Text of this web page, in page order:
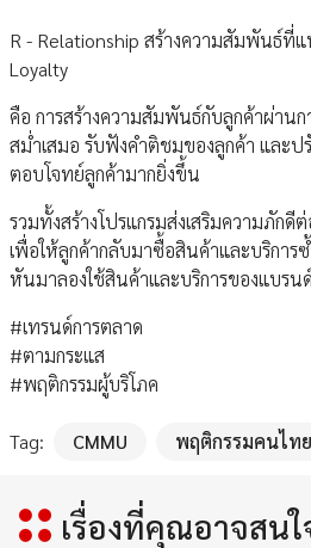
R - Relationship สร้างความสัมพันธ์ที่
Loyalty
คือ การสร้างความสัมพันธ์กับลูกค้าผ่าน
สม่ำเสมอ รับฟังคำติชมของลูกค้า และป
ตอบโจทย์ลูกค้ามากยิ่งขึ้น
รวมทั้งสร้างโปรแกรมส่งเสริมความภัก
เพื่อให้ลูกค้ากลับมาซื้อสินค้าและบริการ
หันมาลองใช้สินค้าและบริการของแบรน
#เทรนด์การตลาด
#ตามกระแส
#พฤติกรรมผู้บริโภค
Tag: CMMU พฤติกรรมคนไทย
เรื่องที่คุณอาจสนใ